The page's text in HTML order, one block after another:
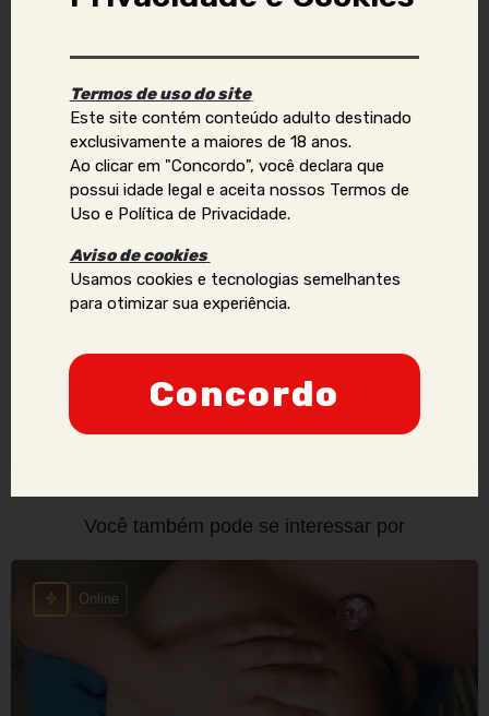
Aviso Importante:
Se você identificar golpes, conteúdos ilegais ou abusivos,
indevido de imagens ou dados pessoais (como telefone,
e-mail, nomes, endereços, etc.), envie um e-mail para:
contato@acompanhantesvirtual.com.br.
Por favor, inclua prints e informações adicionais para que
possamos analisar a situação de forma mais eficaz.
Anunciantes que acumularem várias denúncias podem
ter sua credibilidade comprometida, podendo ser
nossos usuários, e adotaremos todas as medidas
necessárias para manter um ambiente seguro e
confiável.
Você também pode se interessar por
Online
Termos de uso do site
Este site contém conteúdo adulto destinado
exclusivamente a maiores de 18 anos.
Ao clicar em "Concordo", você declara que
possui idade legal e aceita nossos Termos de
Uso e Política de Privacidade.
Aviso de cookies
Usamos cookies e tecnologias semelhantes
para otimizar sua experiência.
Concordo